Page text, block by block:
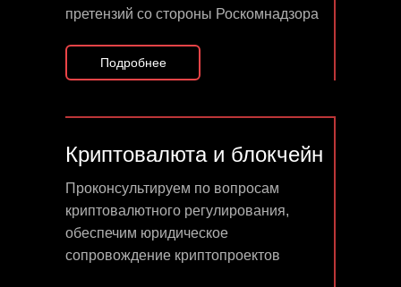
претензий со стороны Роскомнадзора
Подробнее
Криптовалюта и блокчейн
Проконсультируем по вопросам
криптовалютного регулирования,
обеспечим юридическое
сопровождение криптопроектов